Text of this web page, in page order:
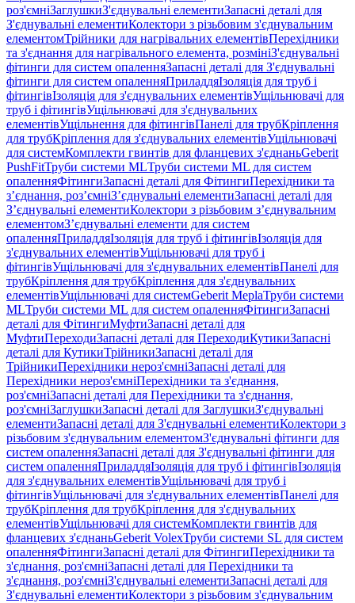
роз'ємніЗаглушкиЗ'єднувальні елементиЗапасні деталі для
З'єднувальні елементиКолектори з різьбовим з'єднувальним
елементомТрійники для нагрівальних елементівПерехідники
та з'єднання для нагрівального елемента, розмініЗ'єднувальні
фітинги для систем опаленняЗапасні деталі для З'єднувальні
фітинги для систем опаленняПриладдяІзоляція для труб і
фітингівІзоляція для з'єднувальних елементівУщільнювачі для
труб і фітингівУщільнювачі для з'єднувальних
елементівУщільнення для фітингівПанелі для трубКріплення
для трубКріплення для з'єднувальних елементівУщільнювачі
для системКомплекти гвинтів для фланцевих з'єднаньGeberit
PushFitТруби системи MLТруби системи ML для систем
опаленняФітингиЗапасні деталі для ФітингиПерехідники та
з’єднання, роз’ємніЗ’єднувальні елементиЗапасні деталі для
З’єднувальні елементиКолектори з різьбовим з’єднувальним
елементомЗ’єднувальні елементи для систем
опаленняПриладдяІзоляція для труб і фітингівІзоляція для
з'єднувальних елементівУщільнювачі для труб і
фітингівУщільнювачі для з'єднувальних елементівПанелі для
трубКріплення для трубКріплення для з'єднувальних
елементівУщільнювачі для системGeberit MeplaТруби системи
MLТруби системи ML для систем опаленняФітингиЗапасні
деталі для ФітингиМуфтиЗапасні деталі для
МуфтиПереходиЗапасні деталі для ПереходиКутикиЗапасні
деталі для КутикиТрійникиЗапасні деталі для
ТрійникиПерехідники нероз'ємніЗапасні деталі для
Перехідники нероз'ємніПерехідники та з'єднання,
роз'ємніЗапасні деталі для Перехідники та з'єднання,
роз'ємніЗаглушкиЗапасні деталі для ЗаглушкиЗ'єднувальні
елементиЗапасні деталі для З'єднувальні елементиКолектори з
різьбовим з'єднувальним елементомЗ'єднувальні фітинги для
систем опаленняЗапасні деталі для З'єднувальні фітинги для
систем опаленняПриладдяІзоляція для труб і фітингівІзоляція
для з'єднувальних елементівУщільнювачі для труб і
фітингівУщільнювачі для з'єднувальних елементівПанелі для
трубКріплення для трубКріплення для з'єднувальних
елементівУщільнювачі для системКомплекти гвинтів для
фланцевих з'єднаньGeberit VolexТруби системи SL для систем
опаленняФітингиЗапасні деталі для ФітингиПерехідники та
з'єднання, роз'ємніЗапасні деталі для Перехідники та
з'єднання, роз'ємніЗ'єднувальні елементиЗапасні деталі для
З'єднувальні елементиКолектори з різьбовим з'єднувальним